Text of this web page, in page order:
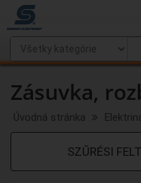
Zásuvka,
Úvodná stránka
SZŰRÉSI